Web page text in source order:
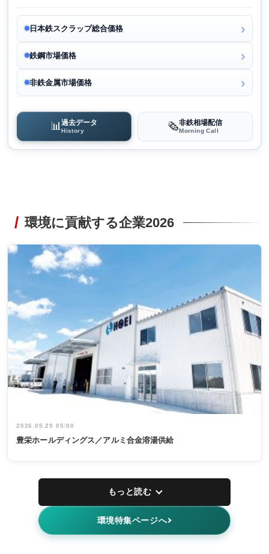
日本鉄スクラップ総合価格
鉄鋼市場価格
非鉄金属市場価格
📊過去データ
History 🗞️非鉄相場配信
Morning Call
環境に貢献する企業2026
2026.05.29 05:00
豊栄ホールディングス／アルミ合金溶湯供給
もっと読む
環境特集ページへ